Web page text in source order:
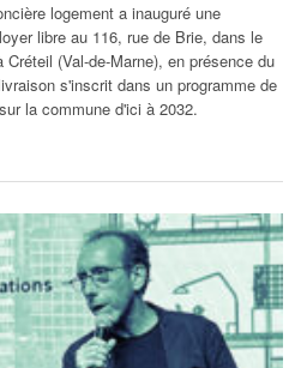
logement a inauguré une
libre au 116, rue de Brie, dans le
(Val-de-Marne), en présence du
s'inscrit dans un programme de
la commune d'ici à 2032.